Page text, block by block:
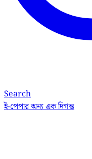
Search
ই-পেপারঅন্য এক দিগন্ত